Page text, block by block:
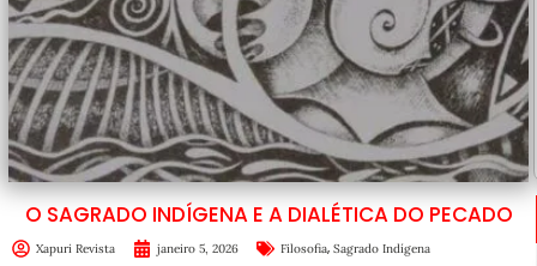
O SAGRADO INDÍGENA E A DIALÉTICA DO PECADO
Xapuri Revista janeiro 5, 2026 Filosofia, Sagrado Indígena